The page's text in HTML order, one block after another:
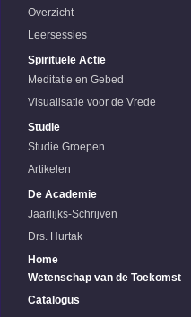
Overzicht
Leersessies
Spirituele Actie
Meditatie en Gebed
Visualisatie voor de Vrede
Studie
Studie Groepen
Artikelen
De Academie
Jaarlijks-Schrijven
Drs. Hurtak
Home
Wetenschap van de Toekomst
Catalogus